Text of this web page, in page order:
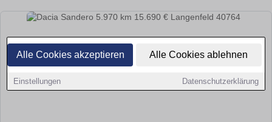
Alle Cookies akzeptieren Alle Cookies ablehnen
Einstellungen Datenschutzerklärung